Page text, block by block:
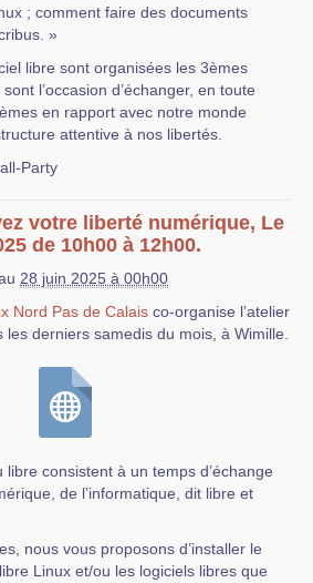
; comment faire des documents
»
libre sont organisées les 3èmes
l’occasion d’échanger, en toute
en rapport avec notre monde
attentive à nos libertés.
Party
votre liberté numérique, Le
de 10h00 à 12h00.
28 juin 2025 à 00h00
Nord Pas de Calais co-organise l’atelier
derniers samedis du mois, à Wimille.
consistent à un temps d’échange
de l’informatique, dit libre et
nous vous proposons d’installer le
Linux et/ou les logiciels libres que